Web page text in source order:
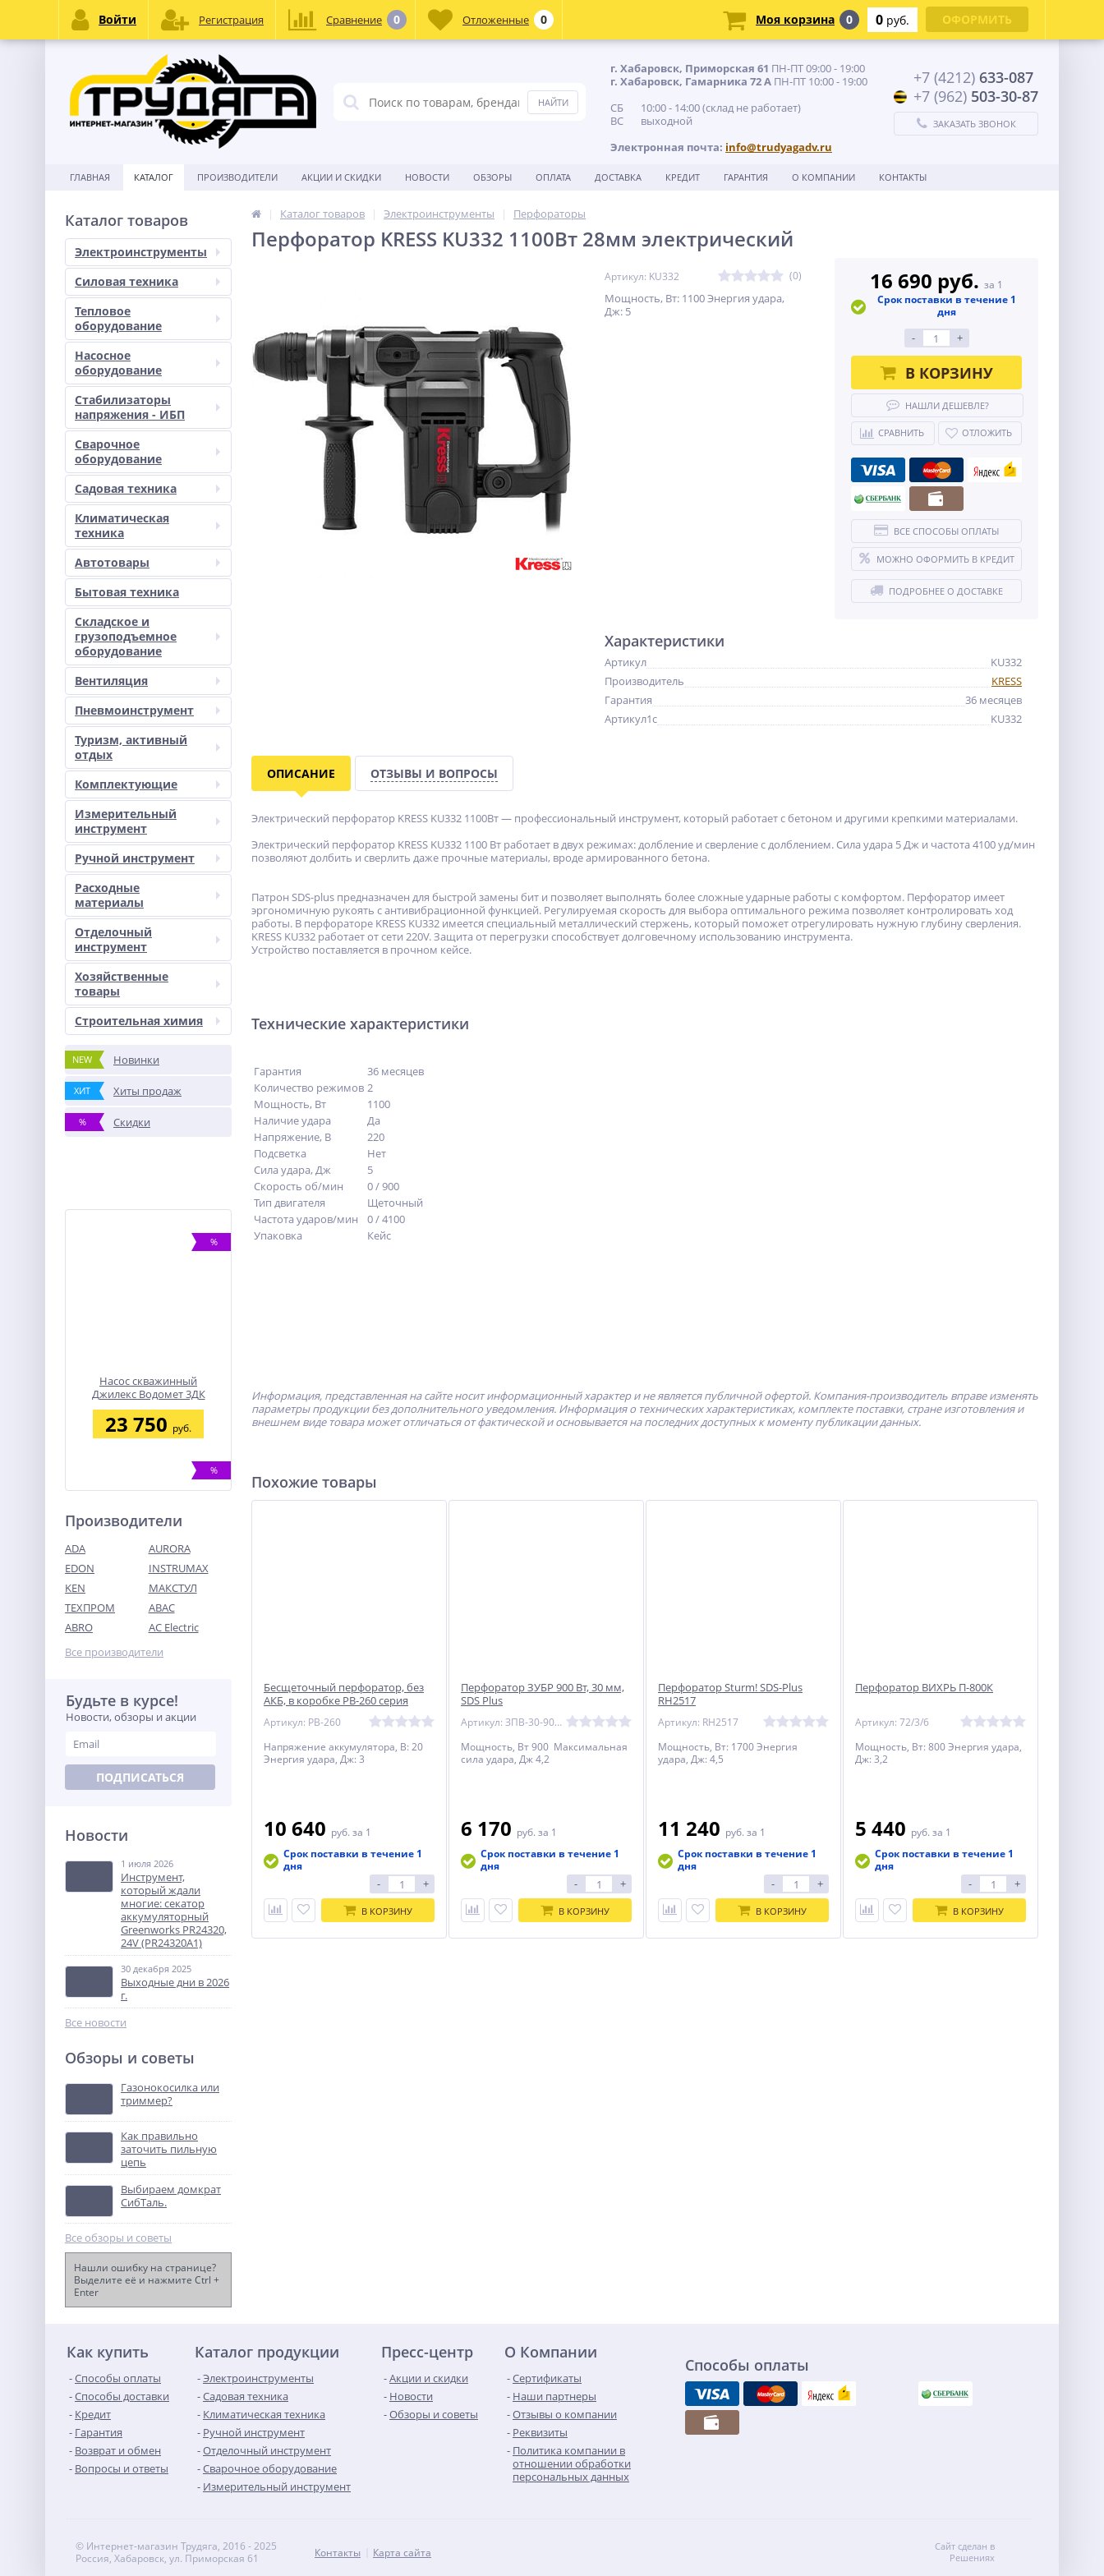
г. Хабаровск, Приморская 61 ПН-ПТ 09:00 - 19:00
г. Хабаровск, Гамарника 72 А ПН-ПТ 10:00 - 19:00
СБ 10:00 - 14:00 (склад не работает)
ВС выходной
Электронная почта: info@trudyagadv.ru
+7 (4212) 633-087
+7 (962) 503-30-87
ЗАКАЗАТЬ ЗВОНОК
ГЛАВНАЯ КАТАЛОГ ПРОИЗВОДИТЕЛИ АКЦИИ И СКИДКИ НОВОСТИ ОБЗОРЫ ОПЛАТА ДОСТАВКА КРЕДИТ ГАРАНТИЯ О КОМПАНИИ КОНТАКТЫ
Каталог товаров
Электроинструменты
Силовая техника
Тепловое
оборудование
Насосное
оборудование
Стабилизаторы
напряжения - ИБП
Сварочное
оборудование
Садовая техника
Климатическая
техника
Автотовары
Бытовая техника
Складское и
грузоподъемное
оборудование
Вентиляция
Пневмоинструмент
Туризм, активный
отдых
Комплектующие
Измерительный
инструмент
Ручной инструмент
Расходные
материалы
Отделочный
инструмент
Хозяйственные
товары
Строительная химия
NEW Новинки
ХИТ Хиты продаж
% Скидки
%
Насос скважинный
Джилекс Водомет 3ДК
45/110
23 750 руб.
%
Торцовочная пила акк.
Greenworks GD24MS216,
24V, б/щ, 4800 об/мин,
216x30мм,рез
65х310мм,1х8Ач,ЗУ
39 990
Виброплита реверсивная
110 369руб.
%
Пила цепная
25 см, 2Ач х1 и ЗУ
16 990
%
Ножницы для стрижки
травы и кустарников
и ЗУ
Производители
ADA
AURORA
EDON
INSTRUMAX
KEN
МАКСТУЛ
ТЕХПРОМ
ABAC
ABRO
AC Electric
Все производители
Будьте в курсе!
Новости, обзоры и акции
ПОДПИСАТЬСЯ
Новости
1 июля 2026
Инструмент,
который ждали
многие: секатор
аккумуляторный
Greenworks PR24320,
24V (PR24320A1)
30 декабря 2025
Выходные дни в 2026
г.
Все новости
Обзоры и советы
Газонокосилка или
триммер?
Как правильно
заточить пильную
цепь
Выбираем домкрат
СибТаль.
Все обзоры и советы
Нашли ошибку на странице?
Выделите её и нажмите Ctrl +
Enter
Каталог товаров Электроинструменты Перфораторы
Перфоратор KRESS KU332 1100Вт 28мм электрический
Артикул: KU332 (0)
Мощность, Вт: 1100 Энергия удара,
Дж: 5
16 690 руб. за 1
Срок поставки в течение 1
дня
- +
В КОРЗИНУ
НАШЛИ ДЕШЕВЛЕ?
СРАВНИТЬ ОТЛОЖИТЬ
ВСЕ СПОСОБЫ ОПЛАТЫ
МОЖНО ОФОРМИТЬ В КРЕДИТ
ПОДРОБНЕЕ О ДОСТАВКЕ
Характеристики
Артикул
KU332
Производитель
KRESS
Гарантия
36 месяцев
Артикул1c
KU332
ОПИСАНИЕ ОТЗЫВЫ И ВОПРОСЫ
Электрический перфоратор KRESS KU332 1100Вт — профессиональный инструмент, который работает с бетоном и другими крепкими материалами.
Электрический перфоратор KRESS KU332 1100 Вт работает в двух режимах: долбление и сверление с долблением. Сила удара 5 Дж и частота 4100 уд/мин
позволяют долбить и сверлить даже прочные материалы, вроде армированного бетона.
Патрон SDS-plus предназначен для быстрой замены бит и позволяет выполнять более сложные ударные работы с комфортом. Перфоратор имеет
эргономичную рукоять с антивибрационной функцией. Регулируемая скорость для выбора оптимального режима позволяет контролировать ход
работы. В перфораторе KRESS KU332 имеется специальный металлический стержень, который поможет отрегулировать нужную глубину сверления.
KRESS KU332 работает от сети 220V. Защита от перегрузки способствует долговечному использованию инструмента.
Устройство поставляется в прочном кейсе.
Технические характеристики
Гарантия
36 месяцев
Количество режимов 2
Мощность, Вт
1100
Наличие удара
Да
Напряжение, В
220
Подсветка
Нет
Сила удара, Дж
5
Скорость об/мин
0 / 900
Тип двигателя
Щеточный
Частота ударов/мин
0 / 4100
Упаковка
Кейс
Информация, представленная на сайте носит информационный характер и не является публичной офертой. Компания-производитель вправе изменять
параметры продукции без дополнительного уведомления. Информация о технических характеристиках, комплекте поставки, стране изготовления и
внешнем виде товара может отличаться от фактической и основывается на последних доступных к моменту публикации данных.
Похожие товары
Бесщеточный перфоратор, без
АКБ, в коробке PB-260 серия
Артикул: PB-260
Напряжение аккумулятора, В: 20
Энергия удара, Дж: 3
10 640 руб. за 1
Срок поставки в течение 1
дня
- +
В КОРЗИНУ
Перфоратор ЗУБР 900 Вт, 30 мм,
SDS Plus
Артикул: ЗПВ-30-900 ВК
Мощность, Вт 900 Максимальная
сила удара, Дж 4,2
6 170 руб. за 1
Срок поставки в течение 1
дня
- +
В КОРЗИНУ
Перфоратор Sturm! SDS-Plus
RH2517
Артикул: RH2517
Мощность, Вт: 1700 Энергия
удара, Дж: 4,5
11 240 руб. за 1
Срок поставки в течение 1
дня
- +
В КОРЗИНУ
Перфоратор ВИХРЬ П-800К
Артикул: 72/3/6
Мощность, Вт: 800 Энергия удара,
Дж: 3,2
5 440 руб. за 1
Срок поставки в течение 1
дня
- +
В КОРЗИНУ
Как купить
Способы оплаты
Способы доставки
Кредит
Гарантия
Возврат и обмен
Вопросы и ответы
Каталог продукции
Электроинструменты
Садовая техника
Климатическая техника
Ручной инструмент
Отделочный инструмент
Сварочное оборудование
Измерительный инструмент
Пресс-центр
Акции и скидки
Новости
Обзоры и советы
О Компании
Сертификаты
Наши партнеры
Отзывы о компании
Реквизиты
Политика компании в
отношении обработки
персональных данных
Способы оплаты
© Интернет-магазин Трудяга, 2016 - 2025
Россия, Хабаровск, ул. Приморская 61
Контакты Карта сайта
Сайт сделан в
Решениях
Войти Регистрация Сравнение 0 Отложенные 0 Моя корзина 0 0 руб. ОФОРМИТЬ